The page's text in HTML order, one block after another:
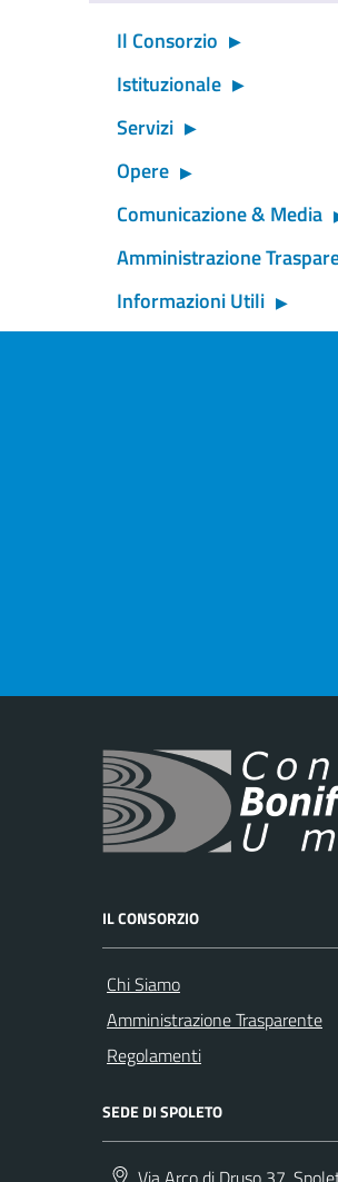
Il Consorzio
Istituzionale
Servizi
Opere
Comunicazione & Media
Amministrazione
Informazioni Utili
IL CONSORZIO
Chi Siamo
Amministrazione Trasparente
Regolamenti
SEDE DI SPOLETO